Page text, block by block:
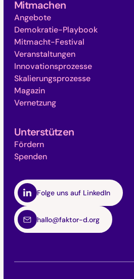
Folge uns auf LinkedIn
hallo@faktor-d.org
Mitmachen
Angebote
Demokratie-Playbook
Mitmacht-Festival
Veranstaltungen
Innovationsprozesse
Skalierungsprozesse
Magazin
Vernetzung
Unterstützen
Fördern
Spenden